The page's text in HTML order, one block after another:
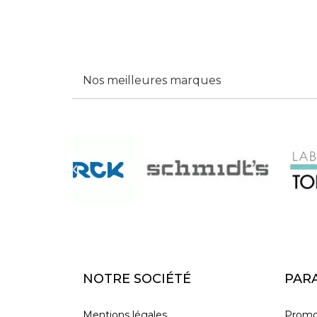
Nos meilleures marques

NOTRE SOCIÉTÉ